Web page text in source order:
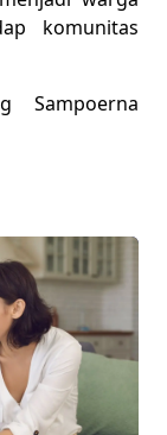
komunitas